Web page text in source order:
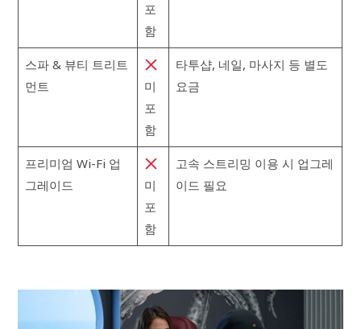
포
함
스파 & 뷰티 트리트
먼트
미
포
함
타투샵, 네일, 마사지 등 별도
요금
프리미엄 Wi-Fi 업
그레이드
미
포
함
고속 스트리밍 이용 시 업그레
이드 필요